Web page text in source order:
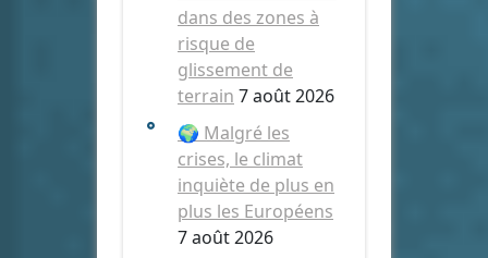
dans des zones à
risque de
glissement de
terrain 7 août 2026
🌍 Malgré les
crises, le climat
inquiète de plus en
plus les Européens
7 août 2026